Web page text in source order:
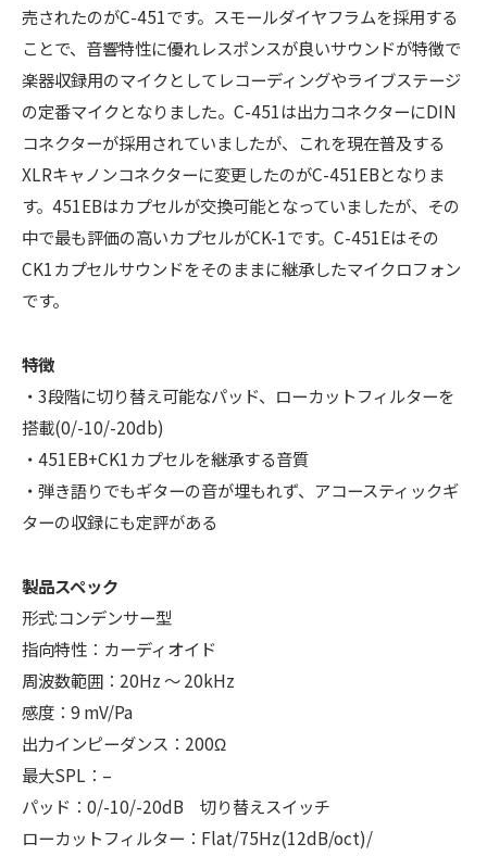
売されたのがC-451です。スモールダイヤフラムを採用する
ことで、音響特性に優れレスポンスが良いサウンドが特徴で
楽器収録用のマイクとしてレコーディングやライブステージ
の定番マイクとなりました。C-451は出力コネクターにDIN
コネクターが採用されていましたが、これを現在普及する
XLRキャノンコネクターに変更したのがC-451EBとなりま
す。451EBはカプセルが交換可能となっていましたが、その
中で最も評価の高いカプセルがCK-1です。C-451Eはその
CK1カプセルサウンドをそのままに継承したマイクロフォン
です。
特徴
・3段階に切り替え可能なパッド、ローカットフィルターを
搭載(0/-10/-20db)
・451EB+CK1カプセルを継承する音質
・弾き語りでもギターの音が埋もれず、アコースティックギ
ターの収録にも定評がある
製品スペック
形式:コンデンサー型
指向特性：カーディオイド
周波数範囲：20Hz ～ 20kHz
感度：9 mV/Pa
出力インピーダンス：200Ω
最大SPL：–
パッド：0/-10/-20dB 切り替えスイッチ
ローカットフィルター：Flat/75Hz(12dB/oct)/